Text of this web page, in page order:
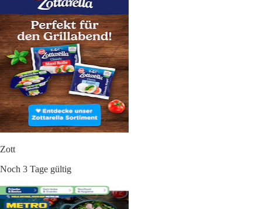
Zott
Noch 3 Tage gültig